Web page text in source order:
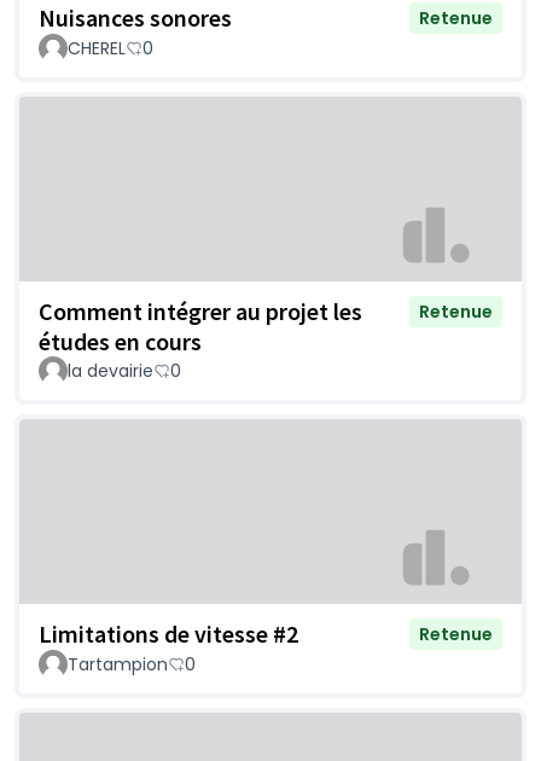
Nuisances sonores
Retenue
CHEREL
0
Comment intégrer au projet les
études en cours
Retenue
la devairie 0
Limitations de vitesse #2
Retenue
Tartampion
0